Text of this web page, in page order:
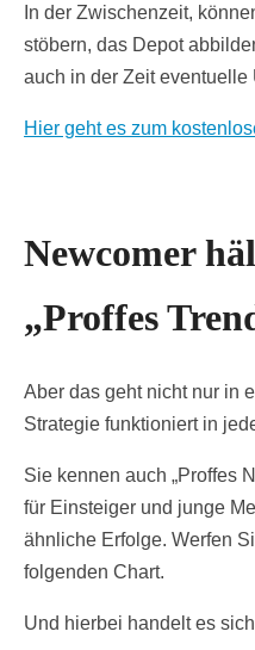
In der Zwischenzeit,
stöbern, das Depot
auch in der Zeit eventuelle
Hier geht es zum
Newcomer
„Proffes
Aber das geht nicht nur in
Strategie funktioniert in
Sie kennen auch „Proffes
für Einsteiger und junge
ähnliche Erfolge. Werfen
folgenden Chart.
Und hierbei handelt es